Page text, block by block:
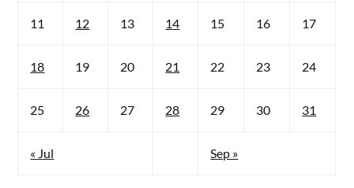
« Jul Sep »
11 12 13 14 15 16 17
18 19 20 21 22 23 24
25 26 27 28 29 30 31